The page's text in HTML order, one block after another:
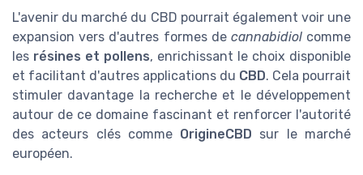
L'avenir du marché du CBD pourrait également voir une
expansion vers d'autres formes de cannabidiolcomme
les résines et pollens, enrichissant le choix disponible
et facilitant d'autres applications du CBD. Cela pourrait
stimuler davantage la recherche et le développement
autour de ce domaine fascinant et renforcer l'autorité
des acteurs clés comme OrigineCBD sur le marché
européen.